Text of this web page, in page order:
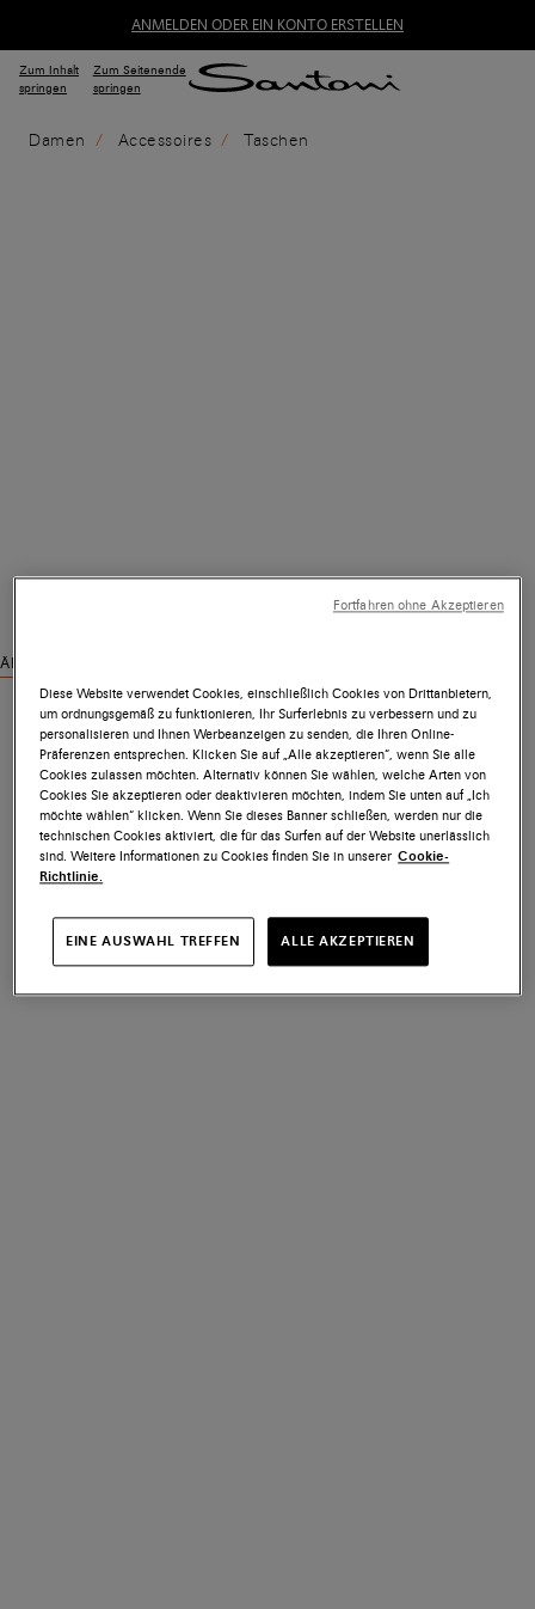
ANMELDEN ODER EIN KONTO ERSTELLEN
Zum Inhalt
springen
Zum Seitenende
springen
Damen Accessoires Taschen
Ähnliche Produkte ansehen
Diese Website verwendet Cookies, einschließlich Cookies von Drittanbietern,
um ordnungsgemäß zu funktionieren, Ihr Surferlebnis zu verbessern und zu
personalisieren und Ihnen Werbeanzeigen zu senden, die Ihren Online-
Präferenzen entsprechen. Klicken Sie auf „Alle akzeptieren“, wenn Sie alle
Cookies zulassen möchten. Alternativ können Sie wählen, welche Arten von
Cookies Sie akzeptieren oder deaktivieren möchten, indem Sie unten auf „Ich
möchte wählen“ klicken. Wenn Sie dieses Banner schließen, werden nur die
technischen Cookies aktiviert, die für das Surfen auf der Website unerlässlich
sind. Weitere Informationen zu Cookies finden Sie in unserer Cookie-
Richtlinie.
EINE AUSWAHL TREFFEN ALLE AKZEPTIEREN
Fortfahren ohne Akzeptieren